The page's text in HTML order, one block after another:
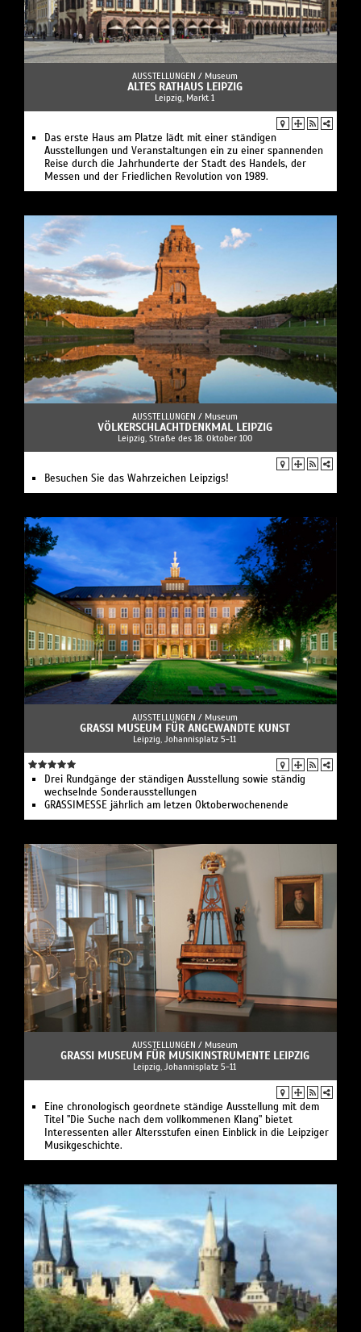
AUSSTELLUNGEN / Museum
ALTES RATHAUS LEIPZIG
Leipzig, Markt 1
Das erste Haus am Platze lädt mit einer ständigen
Ausstellungen und Veranstaltungen ein zu einer spannenden
Reise durch die Jahrhunderte der Stadt des Handels, der
Messen und der Friedlichen Revolution von 1989.
AUSSTELLUNGEN / Museum
VÖLKERSCHLACHTDENKMAL LEIPZIG
Leipzig, Straße des 18. Oktober 100
Besuchen Sie das Wahrzeichen Leipzigs!
AUSSTELLUNGEN / Museum
GRASSI MUSEUM FÜR ANGEWANDTE KUNST
Leipzig, Johannisplatz 5-11
Drei Rundgänge der ständigen Ausstellung sowie ständig
wechselnde Sonderausstellungen
GRASSIMESSE jährlich am letzen Oktoberwochenende
AUSSTELLUNGEN / Museum
GRASSI MUSEUM FÜR MUSIKINSTRUMENTE LEIPZIG
Leipzig, Johannisplatz 5-11
Eine chronologisch geordnete ständige Ausstellung mit dem
Titel "Die Suche nach dem vollkommenen Klang" bietet
Interessenten aller Altersstufen einen Einblick in die Leipziger
Musikgeschichte.